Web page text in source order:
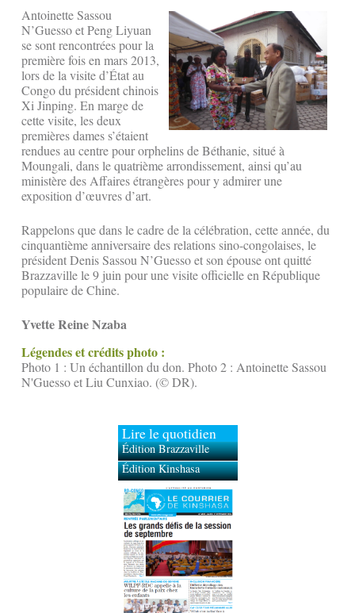
Antoinette Sassou
N’Guesso et Peng Liyuan
se sont rencontrées pour la
première fois en mars 2013,
lors de la visite d’État au
Congo du président chinois
Xi Jinping. En marge de
cette visite, les deux
premières dames s’étaient
rendues au centre pour orphelins de Béthanie, situé à
Moungali, dans le quatrième arrondissement, ainsi qu’au
ministère des Affaires étrangères pour y admirer une
exposition d’œuvres d’art.
Rappelons que dans le cadre de la célébration, cette année, du
cinquantième anniversaire des relations sino-congolaises, le
président Denis Sassou N’Guesso et son épouse ont quitté
Brazzaville le 9 juin pour une visite officielle en République
populaire de Chine.
Yvette Reine Nzaba
Légendes et crédits photo :
Photo 1 : Un échantillon du don. Photo 2 : Antoinette Sassou
N'Guesso et Liu Cunxiao. (© DR).
Lire le quotidien
Édition Brazzaville
Édition Kinshasa